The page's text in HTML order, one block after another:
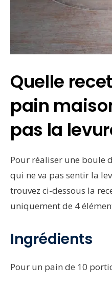
Quelle
pain
pas la
Pour réaliser une boule
qui ne va pas sentir la
trouvez ci-dessous la
uniquement de 4
Ingrédients
Pour un pain de 10